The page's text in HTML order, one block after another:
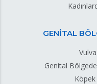
GENİTAL
Genital
Köpek